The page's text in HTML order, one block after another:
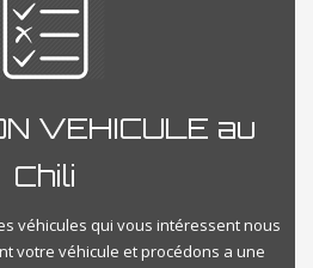
VEHICULE au
Chili
véhicules qui vous intéressent nous
votre véhicule et procédons a une